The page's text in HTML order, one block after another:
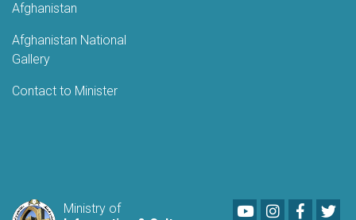
Afghanistan
Afghanistan National
Gallery
Contact to Minister
Ministry of
YoutubeLinkedIn